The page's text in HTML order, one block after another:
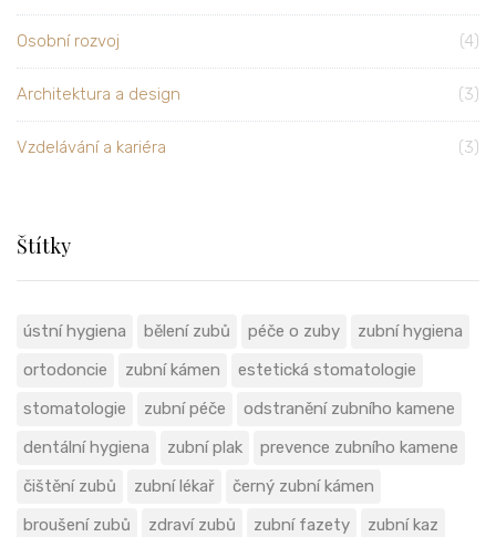
Osobní rozvoj (4)
Architektura a design (3)
Vzdelávání a kariéra (3)
Štítky
ústní hygiena bělení zubů péče o zuby
zubní hygiena
ortodoncie
zubní kámen
estetická stomatologie
stomatologie
zubní péče
odstranění zubního kamene
dentální hygiena
zubní plak
prevence zubního kamene
čištění zubů
zubní lékař
černý zubní kámen
broušení zubů
zdraví zubů zubní fazety zubní kaz